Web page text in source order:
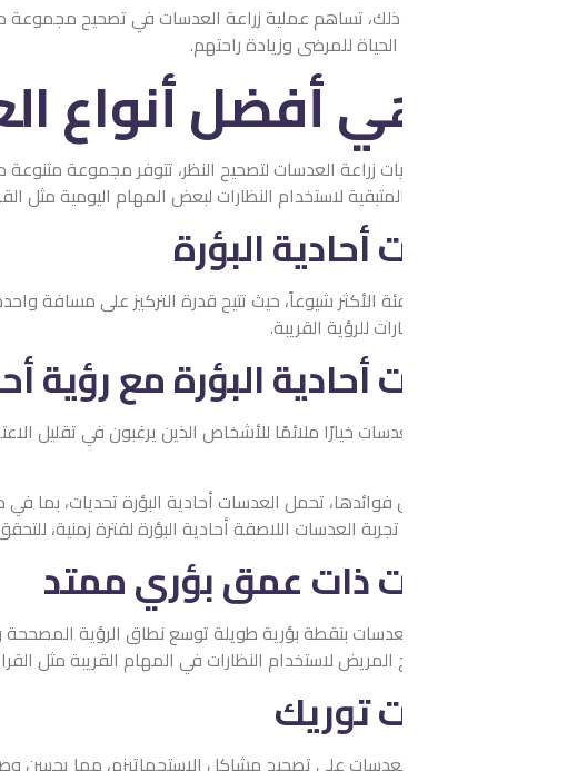
ذلك، تساهم عملية زراعة العدسات في تصحيح مجموعة متنوعة من مشاكل الرؤية
للمرضى وزيادة راحتهم.
أفضل أنواع العدسات
زراعة العدسات لتصحيح النظر، تتوفر مجموعة متنوعة من الخيارات، وكل
لاستخدام النظارات لبعض المهام اليومية مثل القراءة، وتتضمن
البؤرة
الأكثر شيوعاً، حيث تتيح قدرة التركيز على مسافة واحدة فقط، مما يعني
البؤرة مع رؤية أحادية
خيارًا ملائمًا للأشخاص الذين يرغبون في تقليل الاعتماد على النظارات
تحمل العدسات أحادية البؤرة تحديات، بما في ذلك فترة التكيف التي
تجربة العدسات اللاصقة أحادية البؤرة لفترة زمنية، للتحقق مما إذا كانت مناسبة
ذات عمق بؤري ممتد
بنقطة بؤرية طويلة توسع نطاق الرؤية المصححة وعمق التركيز
المريض لاستخدام النظارات في المهام القريبة مثل القراءة.
على تصحيح مشاكل الاستجماتيزم، مما يحسن وصول الضوء إلى شبكية